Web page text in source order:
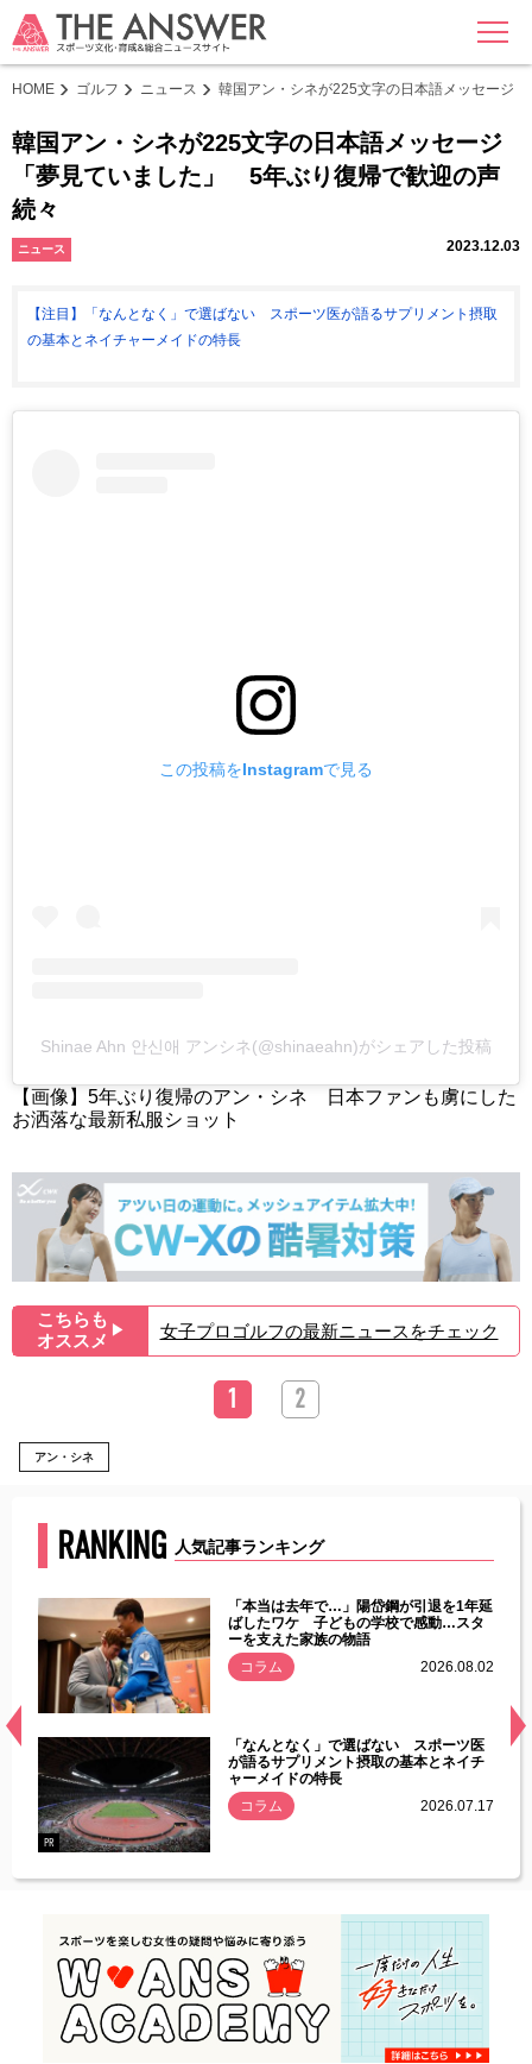
MENU
HOME ゴルフ ニュース 韓国アン・シネが225文字の日本語メッセージ
韓国アン・シネが225文字の日本語メッセージ
「夢見ていました」 5年ぶり復帰で歓迎の声
続々
ニュース 2023.12.03
【注目】「なんとなく」で選ばない スポーツ医が語るサプリメント摂取
の基本とネイチャーメイドの特長
この投稿をInstagramで見る
Shinae Ahn 안신애 アンシネ(@shinaeahn)がシェアした投稿
【画像】5年ぶり復帰のアン・シネ 日本ファンも虜にした
お洒落な最新私服ショット
こちらも
オススメ ▶︎ 女子プロゴルフの最新ニュースをチェック
1 2
アン・シネ
RANKING 人気記事ランキング
常
「本当は去年で…」陽岱鋼が引退を1年延
ばしたワケ 子どもの学校で感動…スタ
ーを支えた家族の物語
コラム
2026.08.02
PR
「なんとなく」で選ばない スポーツ医
が語るサプリメント摂取の基本とネイチ
ャーメイドの特長
コラム
2026.07.17